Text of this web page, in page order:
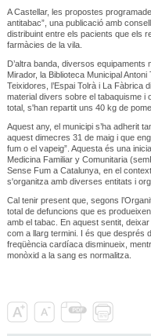
A Castellar, les propostes
antitabac”, una publicació amb
distribuint entre els pacients que els
farmàcies de la vila.
D’altra banda, diversos equipaments
Mirador, la Biblioteca Municipal
Teixidores, l’Espai Tolrà i La Fàbrica
material divers sobre el tabaquisme i
total, s'han repartit uns 40 kg de
Aquest any, el municipi s’ha adherit
aquest dimecres 31 de maig i que
fum o el vapeig”. Aquesta és una
Medicina Familiar y Comunitaria
Sense Fum a Catalunya, en el
s'organitza amb diverses entitats i
Cal tenir present que, segons
total de defuncions que es
amb el tabac. En aquest sentit,
com a llarg termini. I és que després
freqüència cardíaca disminueix,
monòxid a la sang es normalitza.